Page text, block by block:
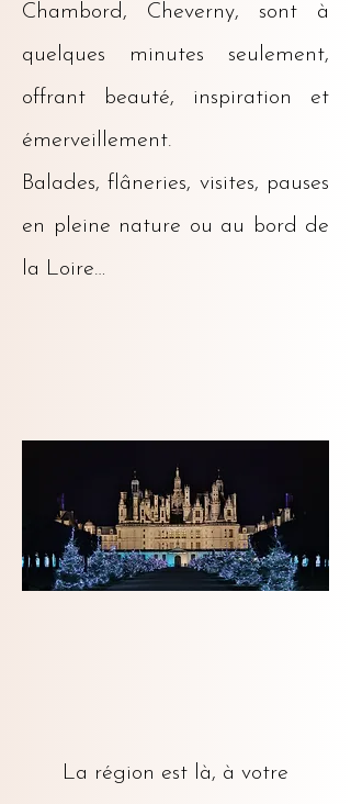
Chambord, Cheverny, sont à
quelques minutes seulement,
offrant beauté, inspiration et
émerveillement.
Balades, flâneries, visites, pauses
en pleine nature ou au bord de
la Loire…
La région est là, à votre